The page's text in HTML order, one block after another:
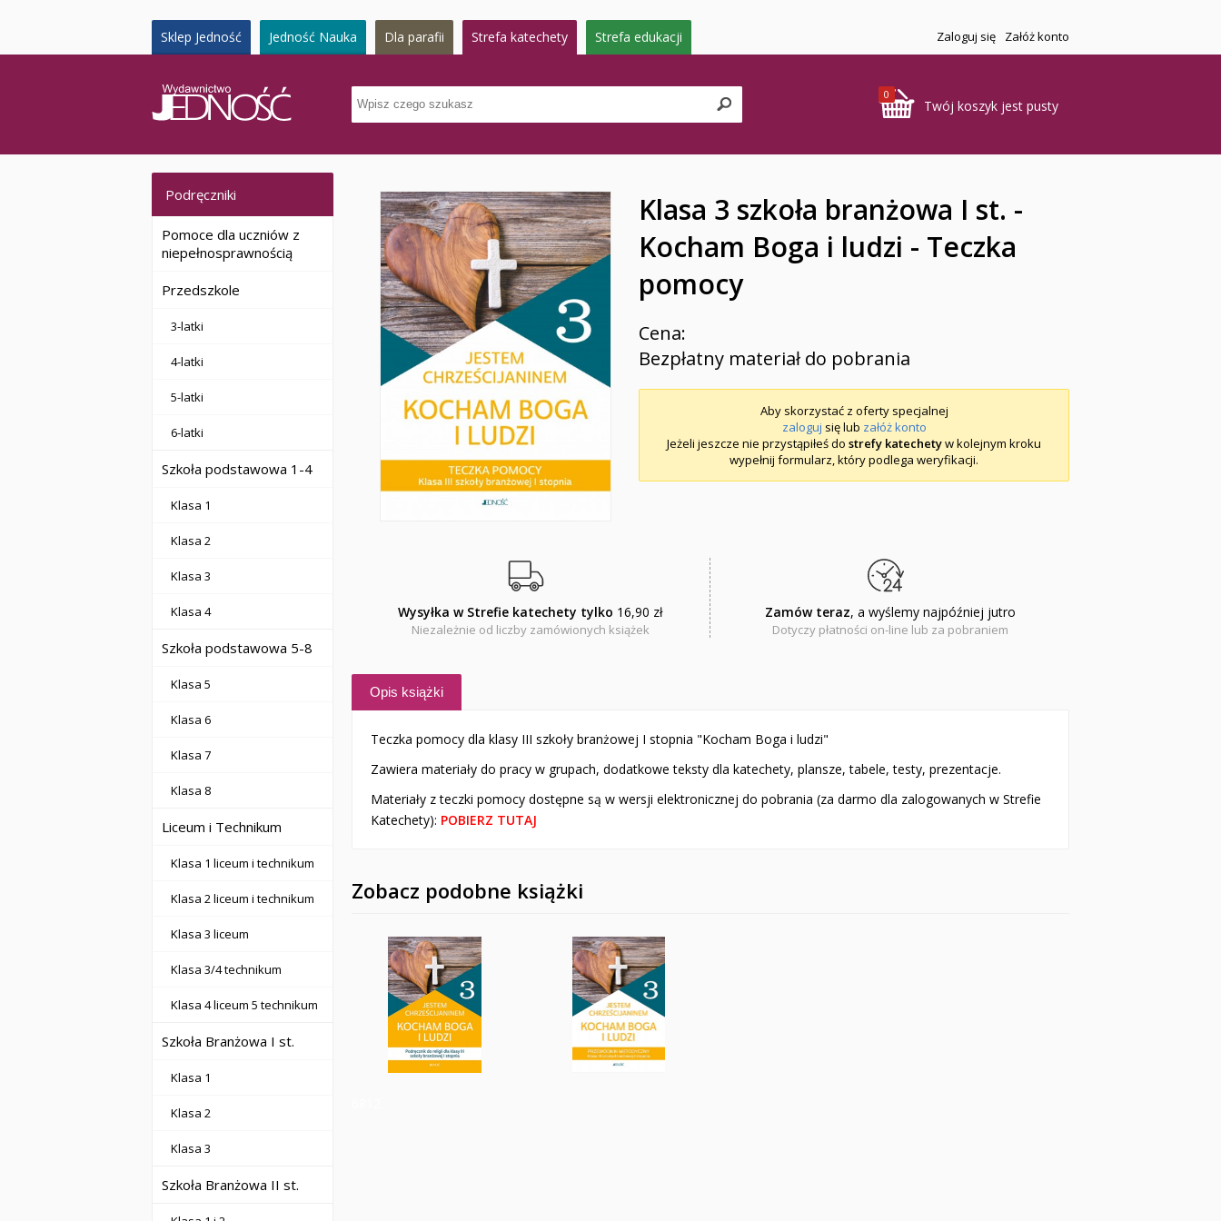
Sklep Jedność Jedność Nauka Dla parafii Strefa katechety Strefa edukacji Zaloguj się Załóż konto
0
Twój koszyk jest pusty
Podręczniki
Pomoce dla uczniów z
niepełnosprawnością
Przedszkole
3-latki
4-latki
5-latki
6-latki
Szkoła podstawowa 1-4
Klasa 1
Klasa 2
Klasa 3
Klasa 4
Szkoła podstawowa 5-8
Klasa 5
Klasa 6
Klasa 7
Klasa 8
Liceum i Technikum
Klasa 1 liceum i technikum
Klasa 2 liceum i technikum
Klasa 3 liceum
Klasa 3/4 technikum
Klasa 4 liceum 5 technikum
Szkoła Branżowa I st.
Klasa 1
Klasa 2
Klasa 3
Szkoła Branżowa II st.
Klasa 3 szkoła branżowa I st. -
Kocham Boga i ludzi - Teczka
pomocy
Cena:
Bezpłatny materiał do pobrania
Aby skorzystać z oferty specjalnej
zaloguj się lub załóż konto
Jeżeli jeszcze nie przystąpiłeś do strefy katechetyw kolejnym kroku
wypełnij formularz, który podlega weryfikacji.
Wysyłka w Strefie katechety tylko 16,90 zł
Niezależnie od liczby zamówionych książek
Zamów teraz, a wyślemy najpóźniej jutro
Dotyczy płatności on-line lub za pobraniem
Opis książki
Teczka pomocy dla klasy III szkoły branżowej I stopnia "Kocham Boga i ludzi"
Zawiera materiały do pracy w grupach, dodatkowe teksty dla katechety, plansze, tabele, testy, prezentacje.
Materiały z teczki pomocy dostępne są w wersji elektronicznej do pobrania (za darmo dla zalogowanych w Strefie
Katechety): POBIERZ TUTAJ
Zobacz podobne książki